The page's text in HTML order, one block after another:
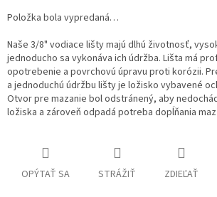
Položka bola vypredaná…
Naše 3/8" vodiace lišty majú dlhú životnosť,
jednoducho sa vykonáva ich údržba. Lišta má
opotrebenie a povrchovú úpravu proti korózii.
a jednoduchú údržbu lišty je ložisko vybavené
Otvor pre mazanie bol odstránený, aby
ložiska a zároveň odpadá potreba dopĺňania
OPÝTAŤ SA STRÁŽIŤ ZDIEĽAŤ